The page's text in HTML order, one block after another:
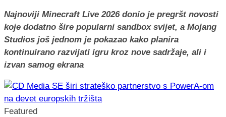
Najnoviji Minecraft Live 2026 donio je pregršt novosti
koje dodatno šire popularni sandbox svijet, a Mojang
Studios još jednom je pokazao kako planira
kontinuirano razvijati igru kroz nove sadržaje, ali i
izvan samog ekrana
Featured